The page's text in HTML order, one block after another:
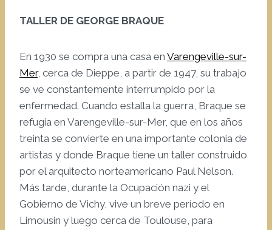
TALLER DE GEORGE BRAQUE
En 1930 se compra una casa en Varengeville-sur-
Mer, cerca de Dieppe, a partir de 1947, su trabajo
se ve constantemente interrumpido por la
enfermedad. Cuando estalla la guerra, Braque se
refugia en Varengeville-sur-Mer, que en los años
treinta se convierte en una importante colonia de
artistas y donde Braque tiene un taller construido
por el arquitecto norteamericano Paul Nelson.
Más tarde, durante la Ocupación nazi y el
Gobierno de Vichy, vive un breve período en
Limousin y luego cerca de Toulouse, para